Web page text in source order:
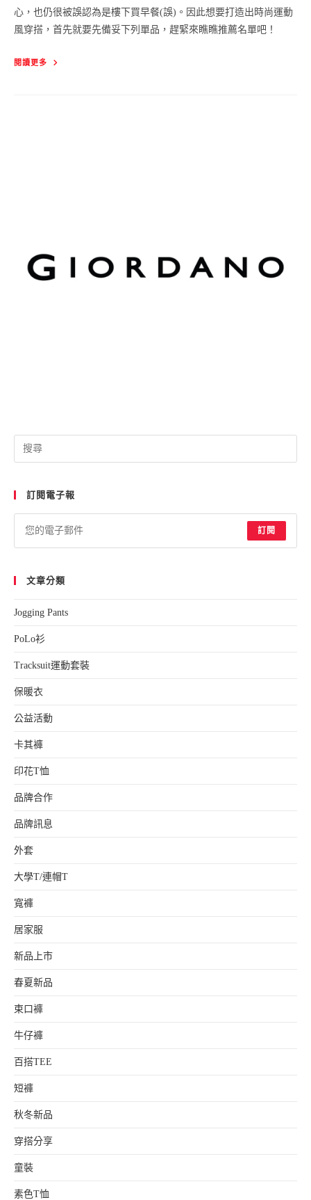
心，也仍很被誤認為是樓下買早餐(誤)。因此想要打造出時尚運動
風穿搭，首先就要先備妥下列單品，趕緊來瞧瞧推薦名單吧！
閱讀更多
運
訂閱電子報
訂閱
文章分類
Jogging Pants
PoLo衫
Tracksuit運動套裝
保暖衣
公益活動
卡其褲
印花T恤
品牌合作
品牌訊息
外套
大學T/連帽T
寬褲
居家服
新品上市
春夏新品
束口褲
牛仔褲
百搭TEE
短褲
秋冬新品
穿搭分享
童裝
素色T恤